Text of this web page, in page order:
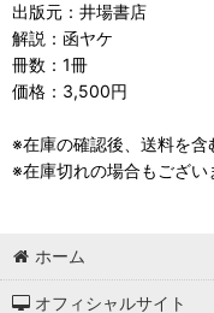
出版元：井場書店
解説：函ヤケ
冊数：1冊
価格：3,500円
※在庫の確認後、送料を含
※在庫切れの場合もござい
ホーム
オフィシャルサイト